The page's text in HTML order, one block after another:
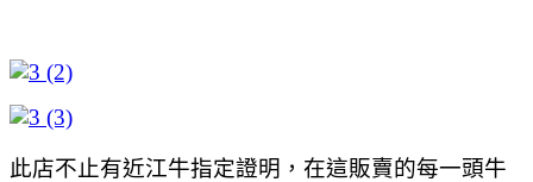
此店不止有近江牛指定證明，在這販賣的每一頭牛